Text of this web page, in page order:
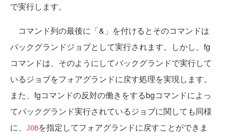
で実行します。
コマンド列の最後に「&」を付けるとそのコマンドは
バックグランドジョブとして実行されます。しかし、fg
コマンドは、そのようにしてバックグランドで実行して
いるジョブをフォアグランドに戻す処理を実現します。
また、fgコマンドの反対の働きをするbgコマンドによっ
てバックグランド実行されているジョブに関しても同様
に、
JOBを指定してフォアグランドに戻すことができま